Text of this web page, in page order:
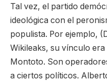
Tal vez, el partido
ideológica con el
populista. Por ejemplo,
Wikileaks, su vínculo
Montoto. Son
a ciertos políticos.